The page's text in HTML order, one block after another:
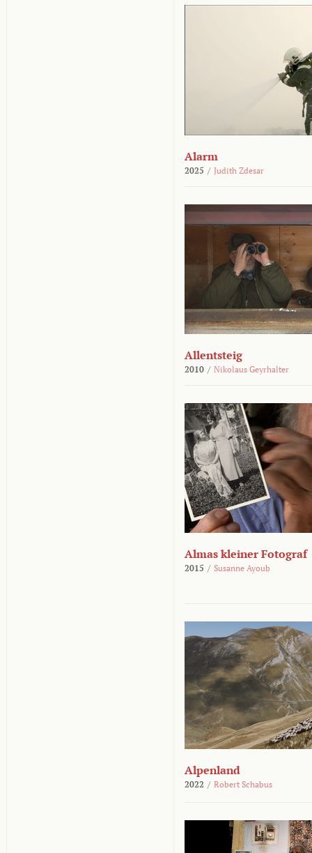
Alarm
2025 / Judith Zdesar
Allentsteig
2010 / Nikolaus Geyrhalter
Almas kleiner Fotograf
2015 / Susanne Ayoub
Alpenland
2022 / Robert Schabus